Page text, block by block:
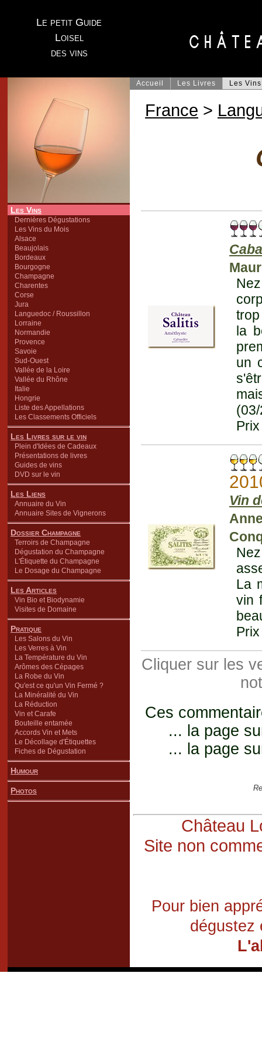
Le petit Guide
Loisel
des vins
Les Vins
Dernières Dégustations
Les Vins du Mois
Alsace
Beaujolais
Bordeaux
Bourgogne
Champagne
Charentes
Corse
Jura
Languedoc / Roussillon
Lorraine
Normandie
Provence
Savoie
Sud-Ouest
Vallée de la Loire
Vallée du Rhône
Italie
Hongrie
Liste des Appellations
Les Classements Officiels
Les Livres sur le vin
Plein d'Idées de Cadeaux
Présentations de livres
Guides de vins
DVD sur le vin
Les Liens
Annuaire du Vin
Annuaire Sites de Vignerons
Dossier Champagne
Terroirs de Champagne
Dégustation du Champagne
L'Étiquette du Champagne
Le Dosage du Champagne
Les Articles
Vin Bio et Biodynamie
Visites de Domaine
Pratique
Les Salons du Vin
Les Verres à Vin
La Température du Vin
Arômes des Cépages
La Robe du Vin
Qu'est ce qu'un Vin Fermé ?
La Minéralité du Vin
La Réduction
Vin et Carafe
Bouteille entamée
Accords Vin et Mets
Le Décollage d'Étiquettes
Fiches de Dégustation
Humour
Photos
Accueil Les Livres Les Vins
France >
la
un
Vin
La
vin
Cliquer sur les
Ces
... la page
... la page
Château
Site non
Pour bien
dégustez